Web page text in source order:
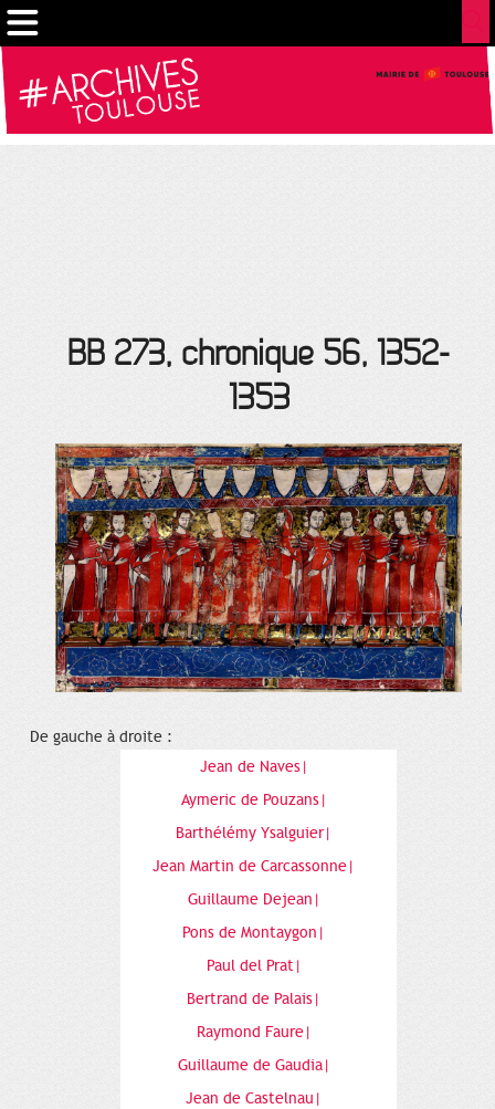
BB 273, chronique 56, 1352-
1353
De gauche à droite :
Jean de Naves|
Aymeric de Pouzans|
Barthélémy Ysalguier|
Jean Martin de Carcassonne|
Guillaume Dejean|
Pons de Montaygon|
Paul del Prat|
Bertrand de Palais|
Raymond Faure|
Guillaume de Gaudia|
Jean de Castelnau|
Gestion de vos préférences sur les cookies